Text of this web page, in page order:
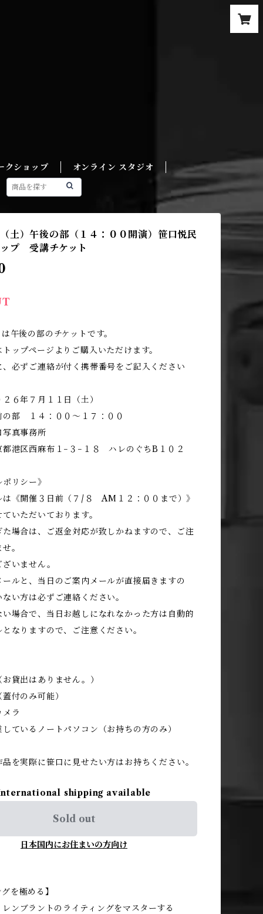
クショップ オンライン スタジオ
土）午後の部（１４：００開演）笹口悦民
プ 受講チケット
午後の部のチケットです。
ップページよりご購入いただけます。
必ずご連絡が付く携帯番号をご記入ください
６年７月１１日（土）
の部 １４：００〜１７：００
真事務所
都港区西麻布１−３−１８ ハレのぐちB１０２
リシー》
《開催３日前（７/８ AM１２：００まで）》
いただいております。
場合は、ご返金対応が致しかねますので、ご注
。
いません。
ルと、当日のご案内メールが直接届きますの
い方は必ずご連絡ください。
場合で、当日お越しになれなかった方は自動的
なりますので、ご注意ください。
貸出はありません。）
付のみ可能）
ラ
ているノートパソコン（お持ちの方のみ）
を実際に笹口に見せたい方はお持ちください。
shipping available
Sold out
日本国内にお住まいの方向け
を極める】
ンブラントのライティングをマスターする